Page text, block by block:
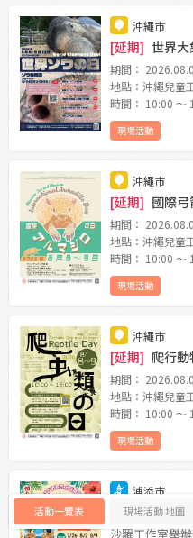
沖繩市
[延期] 世界大
期間：
地點：沖繩兒童
時間： 10:00 〜
現場活動
沖繩市
[延期] 國際弓
期間：
地點：沖繩兒童
時間： 10:00 〜
現場活動
沖繩市
[延期] 爬行動
期間：
地點：沖繩兒童
時間： 10:00 〜
現場活動
浦添市
第一個琉球
沙羅工作室舉
活動一覽表 現場活動 地圖